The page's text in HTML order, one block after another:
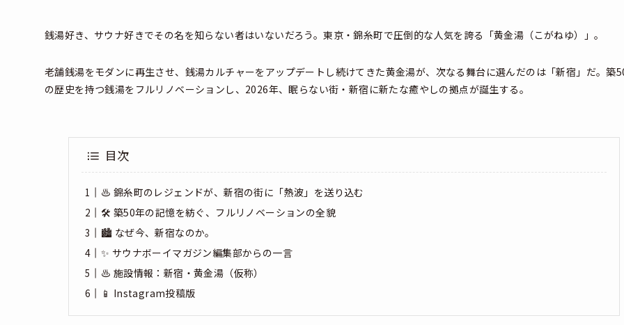
銭湯好き、サウナ好きでその名を知らない者はいないだろう。東京・錦糸町で圧倒的な人気を誇る「黄金湯（こがねゆ）」。
老舗銭湯をモダンに再生させ、銭湯カルチャーをアップデートし続けてきた黄金湯が、次なる舞台に選んだのは「新宿」だ。築
の歴史を持つ銭湯をフルリノベーションし、2026年、眠らない街・新宿に新たな癒やしの拠点が誕生する。
目次
♨️ 錦糸町のレジェンドが、新宿の街に「熱波」を送り込む
🛠️ 築50年の記憶を紡ぐ、フルリノベーションの全貌
🏙️ なぜ今、新宿なのか。
✨ サウナボーイマガジン編集部からの一言
♨️ 施設情報：新宿・黄金湯（仮称）
📱 Instagram投稿版